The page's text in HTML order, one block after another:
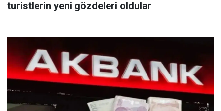
turistlerin yeni gözdeleri oldular